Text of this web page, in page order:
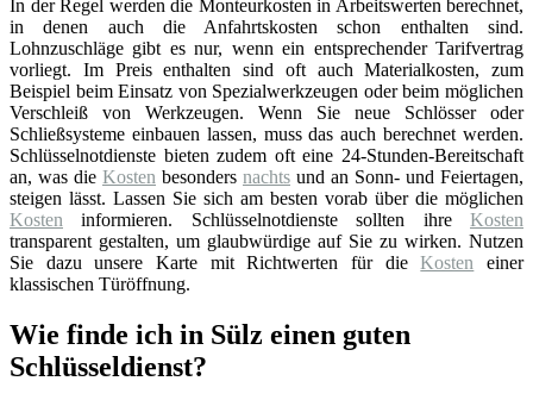
In der Regel werden die Monteurkosten in Arbeitswerten berechnet,
in denen auch die Anfahrtskosten schon enthalten sind.
Lohnzuschläge gibt es nur, wenn ein entsprechender Tarifvertrag
vorliegt. Im Preis enthalten sind oft auch Materialkosten, zum
Beispiel beim Einsatz von Spezialwerkzeugen oder beim möglichen
Verschleiß von Werkzeugen. Wenn Sie neue Schlösser oder
Schließsysteme einbauen lassen, muss das auch berechnet werden.
Schlüsselnotdienste bieten zudem oft eine 24-Stunden-Bereitschaft
an, was die Kosten besonders nachts und an Sonn- und Feiertagen,
steigen lässt. Lassen Sie sich am besten vorab über die möglichen
Kosten informieren. Schlüsselnotdienste sollten ihre Kosten
transparent gestalten, um glaubwürdige auf Sie zu wirken. Nutzen
Sie dazu unsere Karte mit Richtwerten für dieKosten einer
klassischen Türöffnung.
Wie finde ich in Sülz einen guten
Schlüsseldienst?